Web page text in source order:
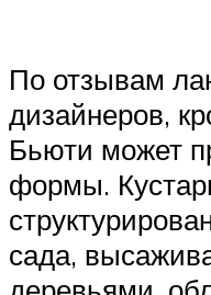
По отзывам
дизайнеров,
Бьюти может
формы.
сада,